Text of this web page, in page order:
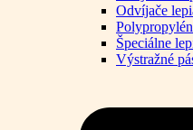
Odvíjače
Špeciálne
Výstražné